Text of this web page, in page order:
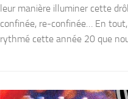
leur manière illuminer cette
confinée, re-confinée… En
rythmé cette année 20 que